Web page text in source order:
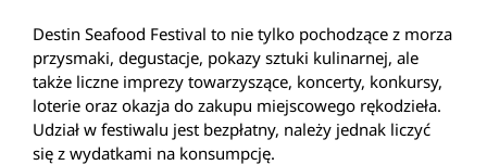
Destin Seafood Festival to nie tylko pochodzące z morza
przysmaki, degustacje, pokazy sztuki kulinarnej, ale
także liczne imprezy towarzyszące, koncerty, konkursy,
loterie oraz okazja do zakupu miejscowego rękodzieła.
Udział w festiwalu jest bezpłatny, należy jednak liczyć
się z wydatkami na konsumpcję.